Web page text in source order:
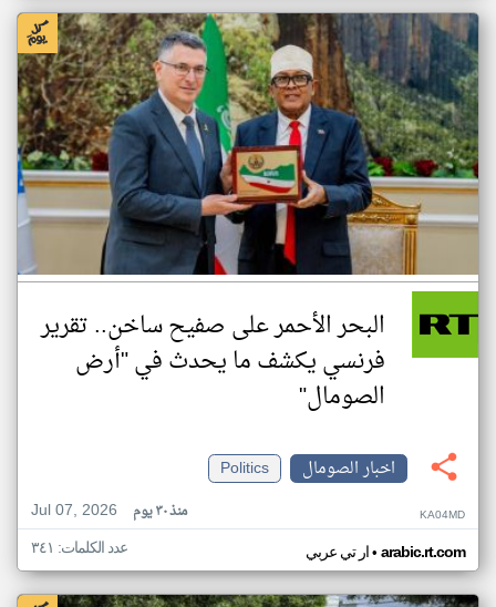
البحر الأحمر على صفيح ساخن.. تقرير
فرنسي يكشف ما يحدث في "أرض
الصومال"
اخبار الصومال
Politics
Jul 07, 2026
منذ ٣٠ يوم KA04MD
ار تي عربي• arabic.rt.com عدد الكلمات: ٣٤١